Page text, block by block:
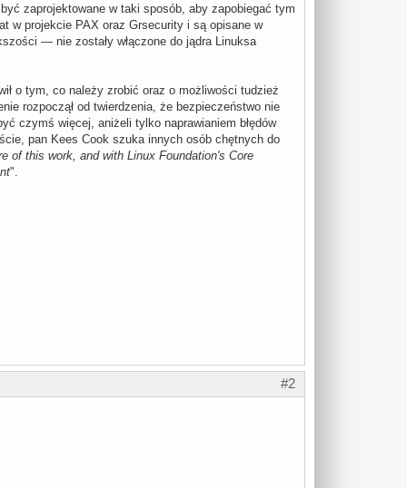
zaprojektowane w taki sposób, aby zapobiegać tym
w projekcie PAX oraz Grsecurity i są opisane w
— nie zostały włączone do jądra Linuksa
o tym, co należy zrobić oraz o możliwości tudzież
rozpoczął od twierdzenia, że bezpieczeństwo nie
czymś więcej, aniżeli tylko naprawianiem błędów
pan Kees Cook szuka innych osób chętnych do
of this work, and with Linux Foundation's Core
".
#2